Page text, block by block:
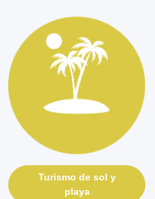
Turismo de sol y
playa